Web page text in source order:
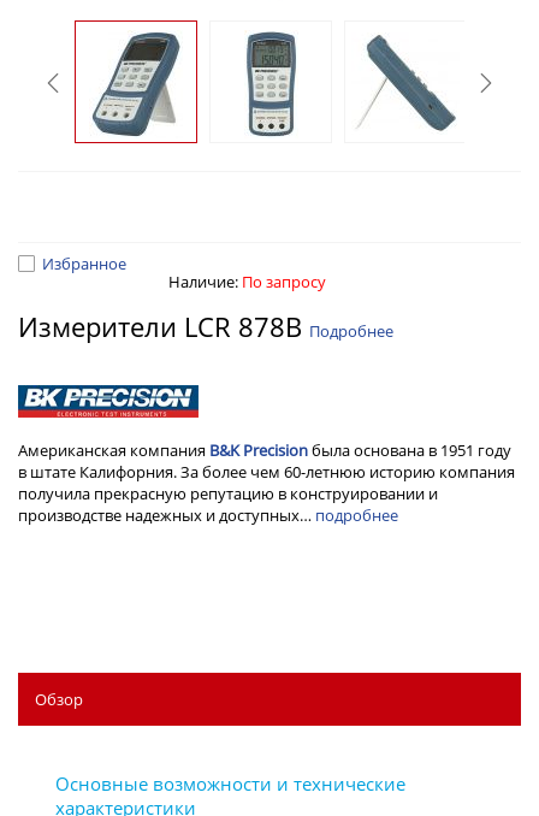
Избранное
Наличие: По запросу
Измерители LCR 878B Подробнее
Американская компания B&K Preсisionбыла основана в 1951 году
в штате Калифорния. За более чем 60-летнюю историю компания
получила прекрасную репутацию в конструировании и
производстве надежных и доступных… подробнее
Обзор